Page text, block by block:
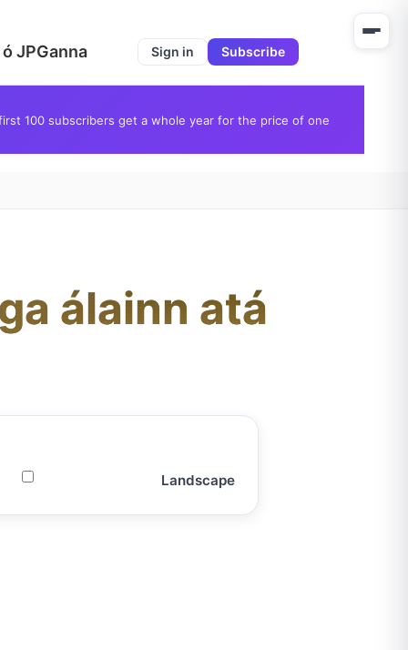
JPGanna Sign in Subscribe
100 subscribers get a whole year for the price of one
álainn atá
Landscape